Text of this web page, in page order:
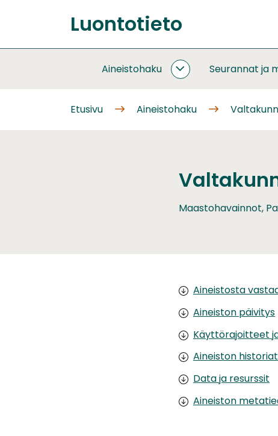
sisältöön
Etusivu
Luontotieto
Aineistohaku
AINEISTOHAKU
Seurannat ja
Etusivu Aineistohaku
Maastohavainnot,
Aineistosta
Aineiston päivitys
Käyttörajoitteet
Aineiston
Data ja resurssit
Aineiston